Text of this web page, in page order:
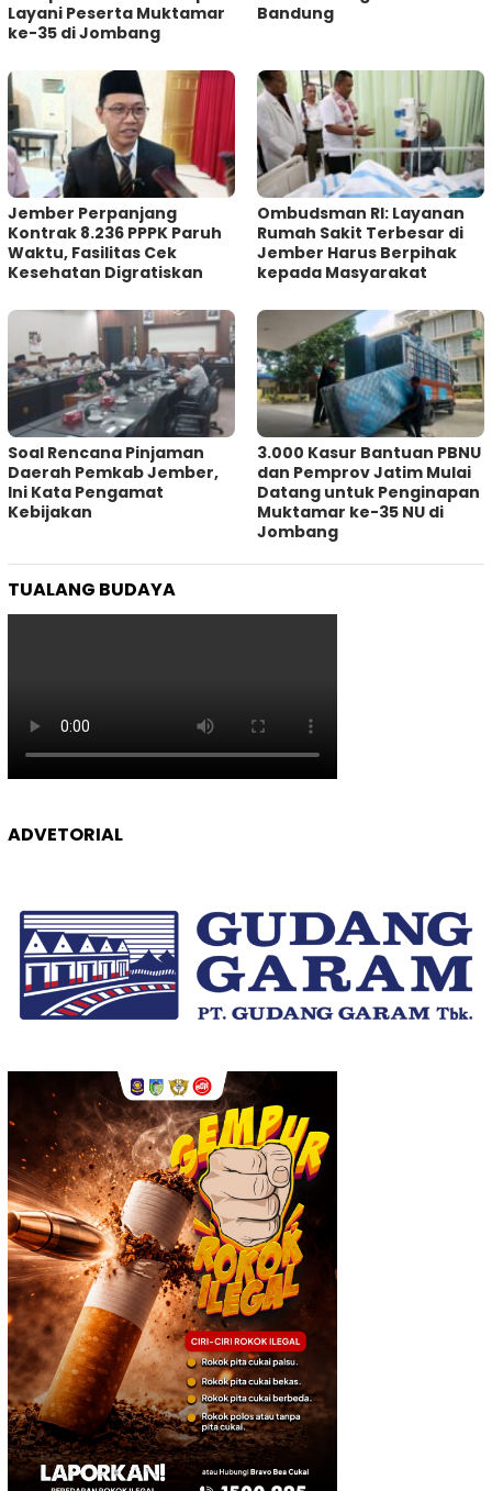
Layani Peserta Muktamar
ke-35 di Jombang
Bandung
Jember Perpanjang
Kontrak 8.236 PPPK Paruh
Waktu, Fasilitas Cek
Kesehatan Digratiskan
Ombudsman RI: Layanan
Rumah Sakit Terbesar di
Jember Harus Berpihak
kepada Masyarakat
‎Soal Rencana Pinjaman
Daerah Pemkab Jember,
Ini Kata Pengamat
Kebijakan ‎
3.000 Kasur Bantuan PBNU
dan Pemprov Jatim Mulai
Datang untuk Penginapan
Muktamar ke-35 NU di
Jombang
TUALANG BUDAYA
ADVETORIAL